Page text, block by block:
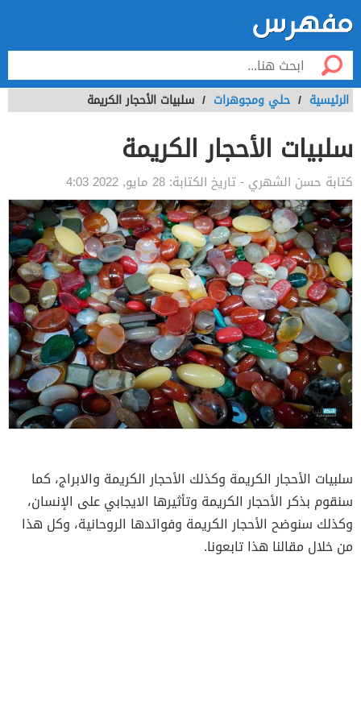
الرئيسية / حلي ومجوهرات / سلبيات الأحجار الكريمة
سلبيات الأحجار الكريمة
كتابة حسن الشهري - تاريخ الكتابة: 28 مايو, 2022 4:03
سلبيات الأحجار الكريمة وكذلك الأحجار الكريمة والابراج، كما
سنقوم بذكر الأحجار الكريمة وتأثيرها الايجابي على الإنسان،
وكذلك سنوضح الأحجار الكريمة وفوائدها الروحانية، وكل هذا
من خلال مقالنا هذا تابعونا.